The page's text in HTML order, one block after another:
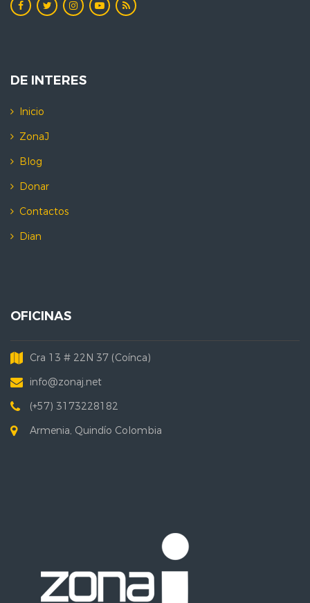
DE INTERES
Inicio
ZonaJ
Blog
Donar
Contactos
Dian
OFICINAS
Cra 13 # 22N 37 (Coínca)
info@zonaj.net
(+57) 3173228182
Armenia, Quindío Colombia